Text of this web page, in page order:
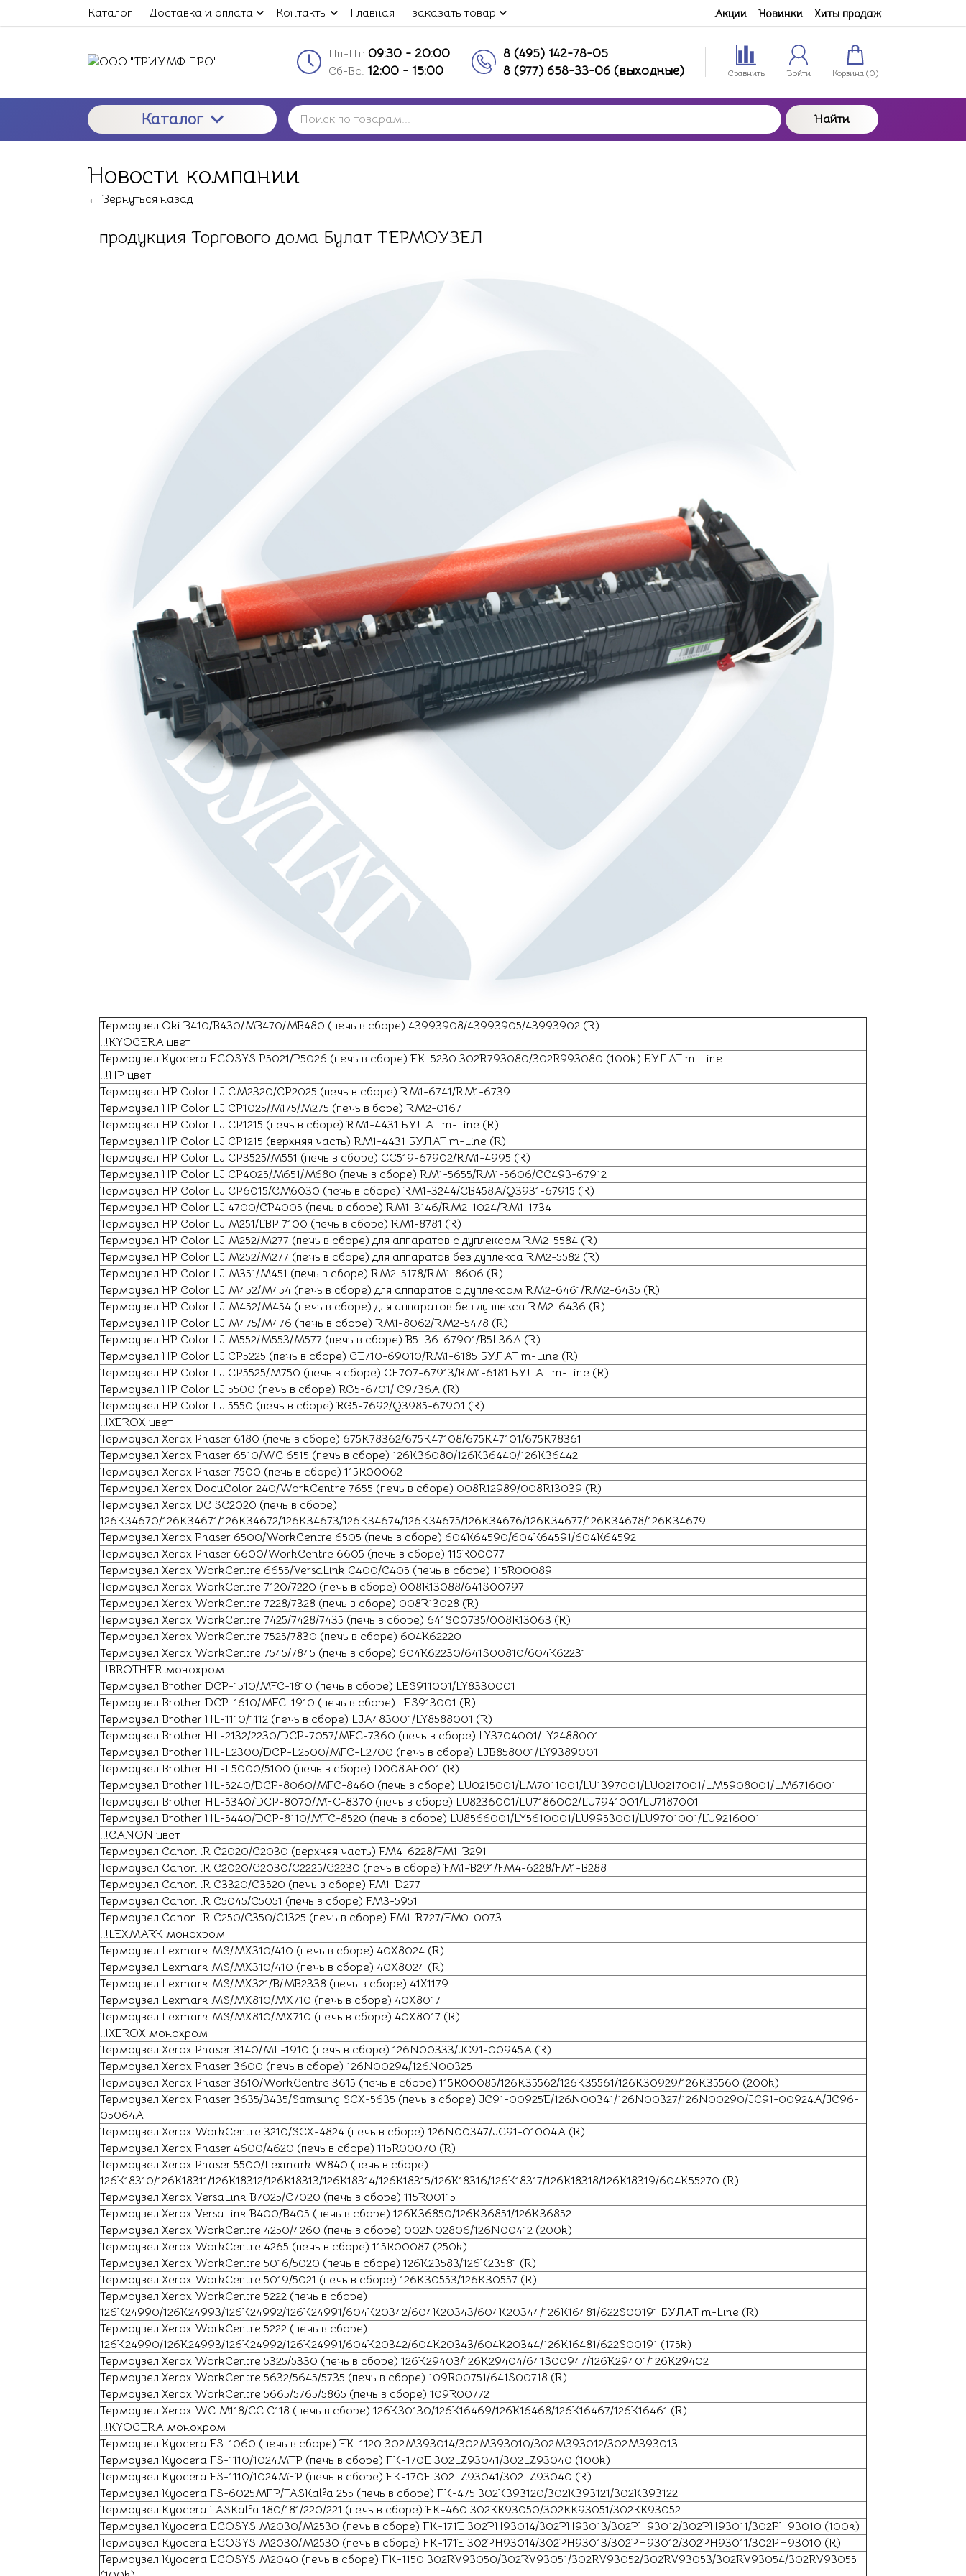
Каталог Доставка и оплата Контакты Главная заказать товар Акции Новинки Хиты продаж
Пн-Пт: 09:30 - 20:00
Сб-Вс: 12:00 - 15:00
8 (495) 142-78-05
8 (977) 658-33-06 (выходные)
Сравнить Войти Корзина (0)
Каталог Найти
Новости компании
← Вернуться назад
продукция Торгового дома Булат ТЕРМОУЗЕЛ
Термоузел Oki B410/B430/MB470/MB480 (печь в сборе) 43993908/43993905/43993902 (R)
!!!KYOCERA цвет
Термоузел Kyocera ECOSYS P5021/P5026 (печь в сборе) FK-5230 302R793080/302R993080 (100k) БУЛАТ m-Line
!!!HP цвет
Термоузел HP Color LJ CM2320/CP2025 (печь в сборе) RM1-6741/RM1-6739
Термоузел HP Color LJ CP1025/M175/M275 (печь в боре) RM2-0167
Термоузел HP Color LJ CP1215 (печь в сборе) RM1-4431 БУЛАТ m-Line (R)
Термоузел HP Color LJ CP1215 (верхняя часть) RM1-4431 БУЛАТ m-Line (R)
Термоузел HP Color LJ CP3525/M551 (печь в сборе) CC519-67902/RM1-4995 (R)
Термоузел HP Color LJ CP4025/M651/M680 (печь в сборе) RM1-5655/RM1-5606/CC493-67912
Термоузел HP Color LJ CP6015/CM6030 (печь в сборе) RM1-3244/CB458A/Q3931-67915 (R)
Термоузел HP Color LJ 4700/CP4005 (печь в сборе) RM1-3146/RM2-1024/RM1-1734
Термоузел HP Color LJ M251/LBP 7100 (печь в сборе) RM1-8781 (R)
Термоузел HP Color LJ M252/M277 (печь в сборе) для аппаратов с дуплексом RM2-5584 (R)
Термоузел HP Color LJ M252/M277 (печь в сборе) для аппаратов без дуплекса RM2-5582 (R)
Термоузел HP Color LJ M351/M451 (печь в сборе) RM2-5178/RM1-8606 (R)
Термоузел HP Color LJ M452/M454 (печь в сборе) для аппаратов с дуплексом RM2-6461/RM2-6435 (R)
Термоузел HP Color LJ M452/M454 (печь в сборе) для аппаратов без дуплекса RM2-6436 (R)
Термоузел HP Color LJ M475/M476 (печь в сборе) RM1-8062/RM2-5478 (R)
Термоузел HP Color LJ M552/M553/M577 (печь в сборе) B5L36-67901/B5L36A (R)
Термоузел HP Color LJ CP5225 (печь в сборе) CE710-69010/RM1-6185 БУЛАТ m-Line (R)
Термоузел HP Color LJ CP5525/M750 (печь в сборе) CE707-67913/RM1-6181 БУЛАТ m-Line (R)
Термоузел HP Color LJ 5500 (печь в сборе) RG5-6701/ C9736A (R)
Термоузел HP Color LJ 5550 (печь в сборе) RG5-7692/Q3985-67901 (R)
!!!XEROX цвет
Термоузел Xerox Phaser 6180 (печь в сборе) 675K78362/675K47108/675K47101/675K78361
Термоузел Xerox Phaser 6510/WC 6515 (печь в сборе) 126K36080/126K36440/126K36442
Термоузел Xerox Phaser 7500 (печь в сборе) 115R00062
Термоузел Xerox DocuColor 240/WorkCentre 7655 (печь в сборе) 008R12989/008R13039 (R)
Термоузел Xerox DC SC2020 (печь в сборе)
126K34670/126K34671/126K34672/126K34673/126K34674/126K34675/126K34676/126K34677/126K34678/126K34679
Термоузел Xerox Phaser 6500/WorkCentre 6505 (печь в сборе) 604K64590/604K64591/604K64592
Термоузел Xerox Phaser 6600/WorkCentre 6605 (печь в сборе) 115R00077
Термоузел Xerox WorkCentre 6655/VersaLink C400/C405 (печь в сборе) 115R00089
Термоузел Xerox WorkCentre 7120/7220 (печь в сборе) 008R13088/641S00797
Термоузел Xerox WorkCentre 7228/7328 (печь в сборе) 008R13028 (R)
Термоузел Xerox WorkCentre 7425/7428/7435 (печь в сборе) 641S00735/008R13063 (R)
Термоузел Xerox WorkCentre 7525/7830 (печь в сборе) 604K62220
Термоузел Xerox WorkCentre 7545/7845 (печь в сборе) 604K62230/641S00810/604K62231
!!!BROTHER монохром
Термоузел Brother DCP-1510/MFC-1810 (печь в сборе) LES911001/LY8330001
Термоузел Brother DCP-1610/MFC-1910 (печь в сборе) LES913001 (R)
Термоузел Brother HL-1110/1112 (печь в сборе) LJA483001/LY8588001 (R)
Термоузел Brother HL-2132/2230/DCP-7057/MFC-7360 (печь в сборе) LY3704001/LY2488001
Термоузел Brother HL-L2300/DCP-L2500/MFC-L2700 (печь в сборе) LJB858001/LY9389001
Термоузел Brother HL-L5000/5100 (печь в сборе) D008AE001 (R)
Термоузел Brother HL-5240/DCP-8060/MFC-8460 (печь в сборе) LU0215001/LM7011001/LU1397001/LU0217001/LM5908001/LM6716001
Термоузел Brother HL-5340/DCP-8070/MFC-8370 (печь в сборе) LU8236001/LU7186002/LU7941001/LU7187001
Термоузел Brother HL-5440/DCP-8110/MFC-8520 (печь в сборе) LU8566001/LY5610001/LU9953001/LU9701001/LU9216001
!!!CANON цвет
Термоузел Canon iR C2020/C2030 (верхняя часть) FM4-6228/FM1-B291
Термоузел Canon iR C2020/C2030/С2225/C2230 (печь в сборе) FM1-B291/FM4-6228/FM1-B288
Термоузел Canon iR C3320/C3520 (печь в сборе) FM1-D277
Термоузел Canon iR C5045/C5051 (печь в сборе) FM3-5951
Термоузел Canon iR C250/C350/C1325 (печь в сборе) FM1-R727/FM0-0073
!!!LEXMARK монохром
Термоузел Lexmark MS/MX310/410 (печь в сборе) 40X8024 (R)
Термоузел Lexmark MS/MX310/410 (печь в сборе) 40X8024 (R)
Термоузел Lexmark MS/MX321/B/MB2338 (печь в сборе) 41X1179
Термоузел Lexmark MS/MX810/MX710 (печь в сборе) 40X8017
Термоузел Lexmark MS/MX810/MX710 (печь в сборе) 40X8017 (R)
!!!XEROX монохром
Термоузел Xerox Phaser 3140/ML-1910 (печь в сборе) 126N00333/JC91-00945A (R)
Термоузел Xerox Phaser 3600 (печь в сборе) 126N00294/126N00325
Термоузел Xerox Phaser 3610/WorkCentre 3615 (печь в сборе) 115R00085/126K35562/126K35561/126K30929/126K35560 (200k)
Термоузел Xerox Phaser 3635/3435/Samsung SCX-5635 (печь в сборе) JC91-00925E/126N00341/126N00327/126N00290/JC91-00924A/JC96-
05064A
Термоузел Xerox WorkCentre 3210/SCX-4824 (печь в сборе) 126N00347/JC91-01004A (R)
Термоузел Xerox Phaser 4600/4620 (печь в сборе) 115R00070 (R)
Термоузел Xerox Phaser 5500/Lexmark W840 (печь в сборе)
126K18310/126K18311/126K18312/126K18313/126K18314/126K18315/126K18316/126K18317/126K18318/126K18319/604K55270 (R)
Термоузел Xerox VersaLink B7025/C7020 (печь в сборе) 115R00115
Термоузел Xerox VersaLink B400/B405 (печь в сборе) 126K36850/126K36851/126K36852
Термоузел Xerox WorkCentre 4250/4260 (печь в сборе) 002N02806/126N00412 (200k)
Термоузел Xerox WorkCentre 4265 (печь в сборе) 115R00087 (250k)
Термоузел Xerox WorkCentre 5016/5020 (печь в сборе) 126K23583/126K23581 (R)
Термоузел Xerox WorkCentre 5019/5021 (печь в сборе) 126K30553/126K30557 (R)
Термоузел Xerox WorkCentre 5222 (печь в сборе)
126K24990/126K24993/126K24992/126K24991/604K20342/604K20343/604K20344/126K16481/622S00191 БУЛАТ m-Line (R)
Термоузел Xerox WorkCentre 5222 (печь в сборе)
126K24990/126K24993/126K24992/126K24991/604K20342/604K20343/604K20344/126K16481/622S00191 (175k)
Термоузел Xerox WorkCentre 5325/5330 (печь в сборе) 126K29403/126K29404/641S00947/126K29401/126K29402
Термоузел Xerox WorkCentre 5632/5645/5735 (печь в сборе) 109R00751/641S00718 (R)
Термоузел Xerox WorkCentre 5665/5765/5865 (печь в сборе) 109R00772
Термоузел Xerox WC M118/CC C118 (печь в сборе) 126K30130/126K16469/126K16468/126K16467/126K16461 (R)
!!!KYOCERA монохром
Термоузел Kyocera FS-1060 (печь в сборе) FK-1120 302M393014/302M393010/302M393012/302M393013
Термоузел Kyocera FS-1110/1024MFP (печь в сборе) FK-170E 302LZ93041/302LZ93040 (100k)
Термоузел Kyocera FS-1110/1024MFP (печь в сборе) FK-170E 302LZ93041/302LZ93040 (R)
Термоузел Kyocera FS-6025MFP/TASKalfa 255 (печь в сборе) FK-475 302K393120/302K393121/302K393122
Термоузел Kyocera TASKalfa 180/181/220/221 (печь в сборе) FK-460 302KK93050/302KK93051/302KK93052
Термоузел Kyocera ECOSYS M2030/M2530 (печь в сборе) FK-171E 302PH93014/302PH93013/302PH93012/302PH93011/302PH93010 (100k)
Термоузел Kyocera ECOSYS M2030/M2530 (печь в сборе) FK-171E 302PH93014/302PH93013/302PH93012/302PH93011/302PH93010 (R)
Термоузел Kyocera ECOSYS M2040 (печь в сборе) FK-1150 302RV93050/302RV93051/302RV93052/302RV93053/302RV93054/302RV93055